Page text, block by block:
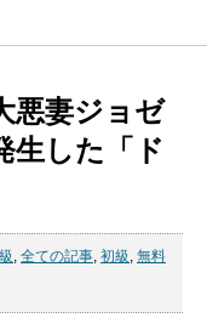
悪妻ジョゼ
生した「ド
, 全ての記事, 初級, 無料